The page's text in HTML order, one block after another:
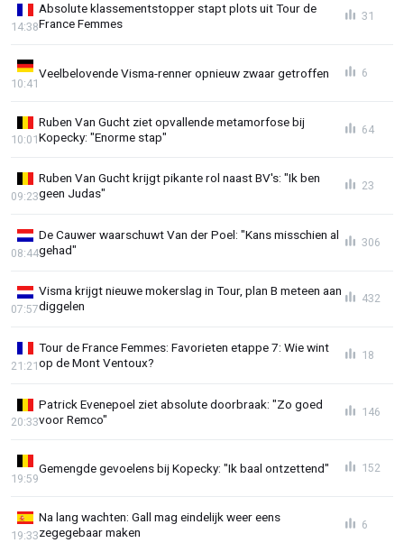
Absolute klassementstopper stapt plots uit Tour de
France Femmes
14:38
31
Veelbelovende Visma-renner opnieuw zwaar getroffen
10:41
6
Ruben Van Gucht ziet opvallende metamorfose bij
Kopecky: "Enorme stap"
10:01
64
Ruben Van Gucht krijgt pikante rol naast BV's: "Ik ben
geen Judas"
09:23
23
De Cauwer waarschuwt Van der Poel: "Kans misschien al
gehad"
08:44
306
Visma krijgt nieuwe mokerslag in Tour, plan B meteen aan
diggelen
07:57
432
Tour de France Femmes: Favorieten etappe 7: Wie wint
op de Mont Ventoux?
21:21
18
Patrick Evenepoel ziet absolute doorbraak: "Zo goed
voor Remco"
20:33
146
Gemengde gevoelens bij Kopecky: "Ik baal ontzettend"
19:59
152
Na lang wachten: Gall mag eindelijk weer eens
zegegebaar maken
19:33
6